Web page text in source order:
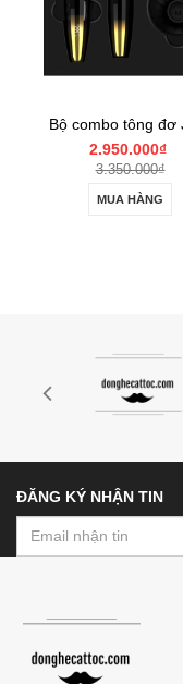
2.950.000₫
3.350.000₫
MUA HÀNG
ĐĂNG KÝ NHẬN TIN